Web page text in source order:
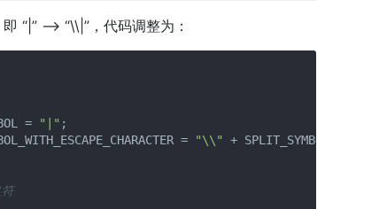
“|” --> “\\|”，代码调整为：
= "|" ;
= "\\" + SPLIT_SYMBOL;